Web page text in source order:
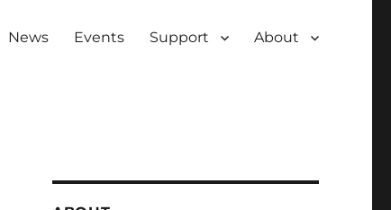
News Events Support About